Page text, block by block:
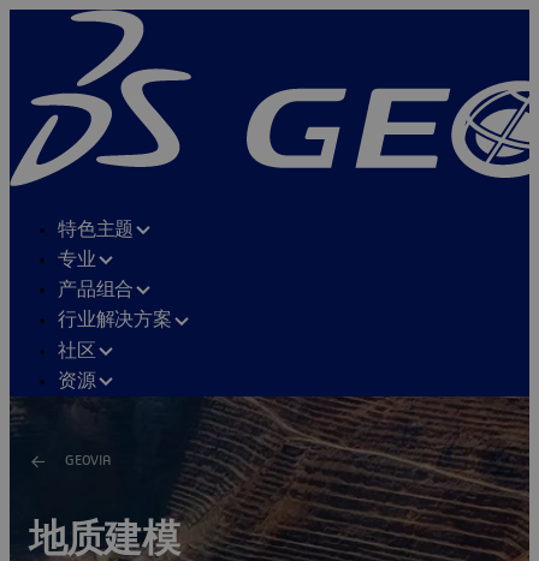
特色主题
专业
产品组合
行业解决方案
社区
资源
GEOVIA
地质建模